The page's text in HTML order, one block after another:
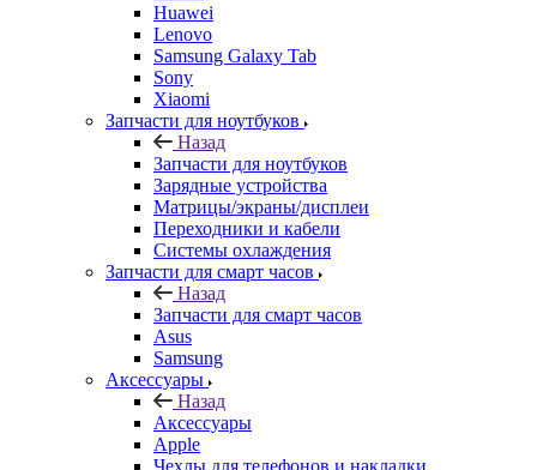
Huawei
Lenovo
Samsung Galaxy Tab
Sony
Xiaomi
Запчасти для ноутбуков
Назад
Запчасти для ноутбуков
Зарядные устройства
Матрицы/экраны/дисплеи
Переходники и кабели
Системы охлаждения
Запчасти для смарт часов
Назад
Запчасти для смарт часов
Asus
Samsung
Аксессуары
Назад
Аксессуары
Apple
Чехлы для телефонов и накладки